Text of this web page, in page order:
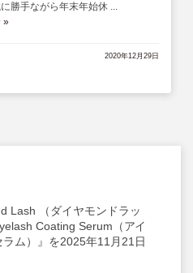
勝手ながら年末年始休 ...
»
2020年12月29日
Lash （ダイヤモンドラッ
Coating Serum（アイ
ム）』を2025年11月21日